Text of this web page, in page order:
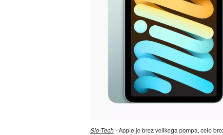
Slo-Tech- Apple je brez velikega pompa, celo